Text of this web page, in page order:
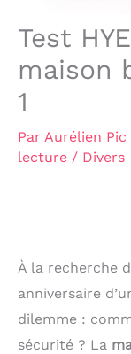
Test
maison
1
Par Aurélien Pic
lecture / Divers
À la recherche
anniversaire
dilemme :
sécurité ? La